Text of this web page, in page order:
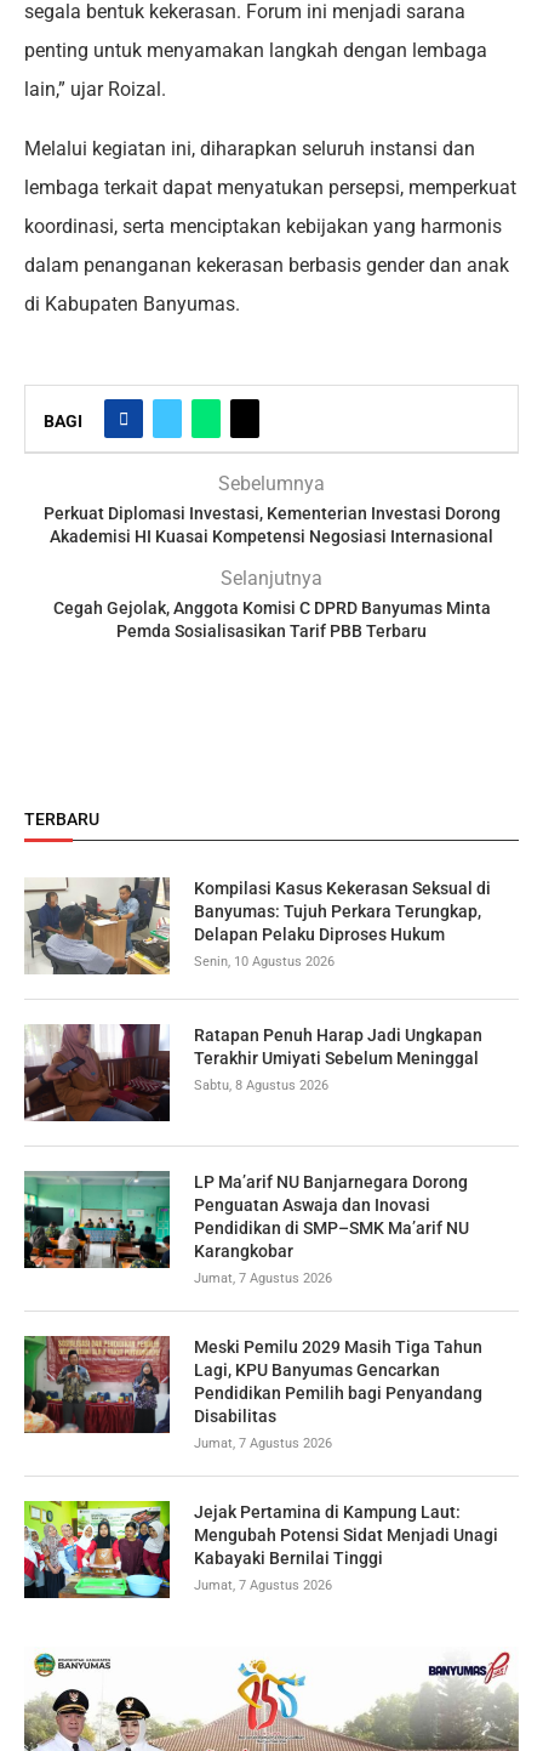
segala bentuk kekerasan. Forum ini menjadi sarana
penting untuk menyamakan langkah dengan lembaga
lain,” ujar Roizal.
Melalui kegiatan ini, diharapkan seluruh instansi dan
lembaga terkait dapat menyatukan persepsi, memperkuat
koordinasi, serta menciptakan kebijakan yang harmonis
dalam penanganan kekerasan berbasis gender dan anak
di Kabupaten Banyumas.
BAGI
Sebelumnya
Perkuat Diplomasi Investasi, Kementerian Investasi Dorong
Akademisi HI Kuasai Kompetensi Negosiasi Internasional
Selanjutnya
Cegah Gejolak, Anggota Komisi C DPRD Banyumas Minta
Pemda Sosialisasikan Tarif PBB Terbaru
TERBARU
Kompilasi Kasus Kekerasan Seksual di
Banyumas: Tujuh Perkara Terungkap,
Delapan Pelaku Diproses Hukum
Senin, 10 Agustus 2026
Ratapan Penuh Harap Jadi Ungkapan
Terakhir Umiyati Sebelum Meninggal
Sabtu, 8 Agustus 2026
LP Ma’arif NU Banjarnegara Dorong
Penguatan Aswaja dan Inovasi
Pendidikan di SMP–SMK Ma’arif NU
Karangkobar
Jumat, 7 Agustus 2026
Meski Pemilu 2029 Masih Tiga Tahun
Lagi, KPU Banyumas Gencarkan
Pendidikan Pemilih bagi Penyandang
Disabilitas
Jumat, 7 Agustus 2026
Jejak Pertamina di Kampung Laut:
Mengubah Potensi Sidat Menjadi Unagi
Kabayaki Bernilai Tinggi
Jumat, 7 Agustus 2026